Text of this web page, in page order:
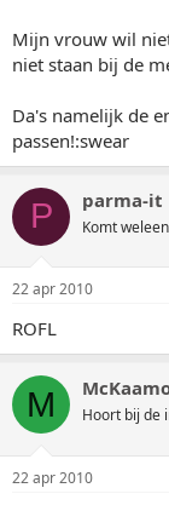
Mijn vrouw wil
niet staan bij de
Da's namelijk de
passen!:swear
P parma-it
Komt
22 apr 2010
ROFL
M Hoort bij de
22 apr 2010